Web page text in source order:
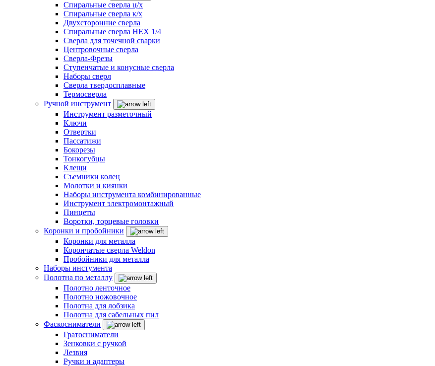
Спиральные сверла ц/х
Спиральные сверла к/х
Двухсторонние сверла
Спиральные сверла HEX 1/4
Сверла для точечной сварки
Центровочные сверла
Сверла-Фрезы
Ступенчатые и конусные сверла
Наборы сверл
Сверла твердосплавные
Термосверла
Ручной инструмент
Инструмент разметочный
Ключи
Отвертки
Пассатижи
Бокорезы
Тонкогубцы
Клещи
Съемники колец
Молотки и киянки
Наборы инструмента комбинированные
Инструмент электромонтажный
Пинцеты
Воротки, торцевые головки
Коронки и пробойники
Коронки для металла
Корончатые сверла Weldon
Пробойники для металла
Наборы инстумента
Полотна по металлу
Полотно ленточное
Полотно ножовочное
Полотна для лобзика
Полотна для сабельных пил
Фаскосниматели
Гратосниматели
Зенковки с ручкой
Лезвия
Ручки и адаптеры